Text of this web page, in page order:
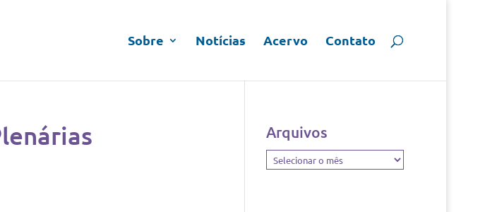
Sobre Notícias Acervo Contato
Arquivos
Arquivos